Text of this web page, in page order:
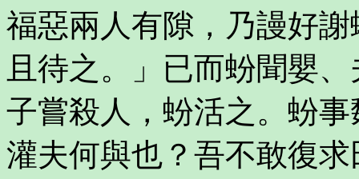
福惡兩人有隙，乃謾好
且待之。」已而蚡聞嬰
子嘗殺人，蚡活之。蚡
灌夫何與也？吾不敢復